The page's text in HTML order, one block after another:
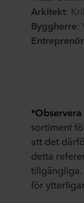
som placerar
din utrustning.
ned på
cookies i
personuppgifter
specifikt
Arkitekt:
Byggherre:
Entreprenör
*Observera
sortiment
att det
detta
tillgängliga.
för